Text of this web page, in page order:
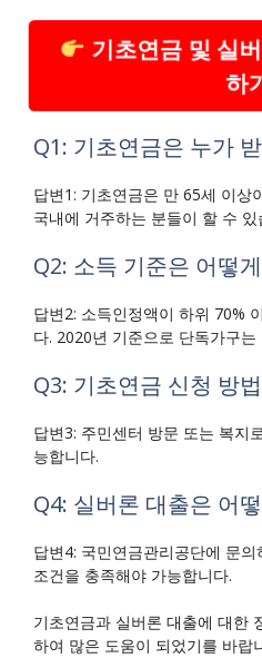
기초연금 및 실버
하
Q1: 기초연금은 누가
답변1: 기초연금은 만 65세 이상
국내에 거주하는 분들이 할 수 있
Q2: 소득 기준은 어떻
답변2: 소득인정액이 하위 70%
다. 2020년 기준으로 단독가구
Q3: 기초연금 신청 방
답변3: 주민센터 방문 또는 복지
능합니다.
Q4: 실버론 대출은 어
답변4: 국민연금관리공단에 문
조건을 충족해야 가능합니다.
기초연금과 실버론 대출에 대한
하여 많은 도움이 되었기를 바랍